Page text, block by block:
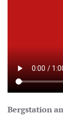
Bergstation